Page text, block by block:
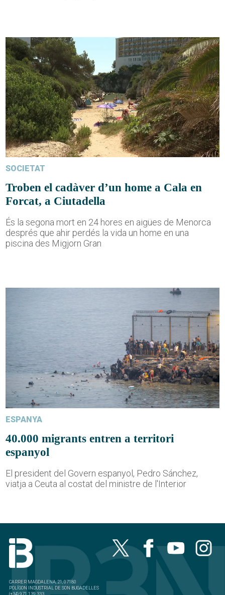
SOCIETAT
Troben el cadàver d’un home a Cala en
Forcat, a Ciutadella
És la segona mort en 24 hores en aigües de Menorca
després que ahir perdés la vida un home en una
piscina des Migjorn Gran
ESPANYA
40.000 migrants entren a territori
espanyol
El president del Govern espanyol, Pedro Sánchez,
viatja a Ceuta al costat del ministre de l'Interior
CARRER MAGDALENA, 21, 07180
POLÍGON INDUSTRIAL DE SON BUGADELLES